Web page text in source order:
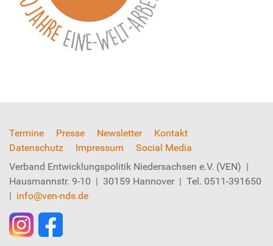
Termine Presse Newsletter
Kontakt
Datenschutz
Impressum
Social Media
Verband Entwicklungspolitik Niedersachsen e.V. (VEN) |
Hausmannstr. 9-10 | 30159 Hannover | Tel. 0511-391650
| info@ven-nds.de